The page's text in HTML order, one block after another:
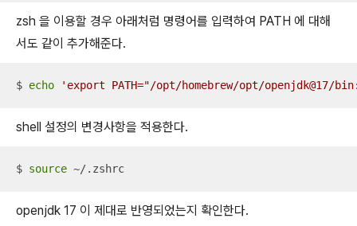
zsh 을 이용할 경우 아래처럼 명령어를 입력하여 PATH 에 대해
서도 같이 추가해준다.
$ echo 'export PATH="/opt/homebrew/opt/openjdk@17/
shell 설정의 변경사항을 적용한다.
$ source ~/.zshrc
openjdk 17 이 제대로 반영되었는지 확인한다.